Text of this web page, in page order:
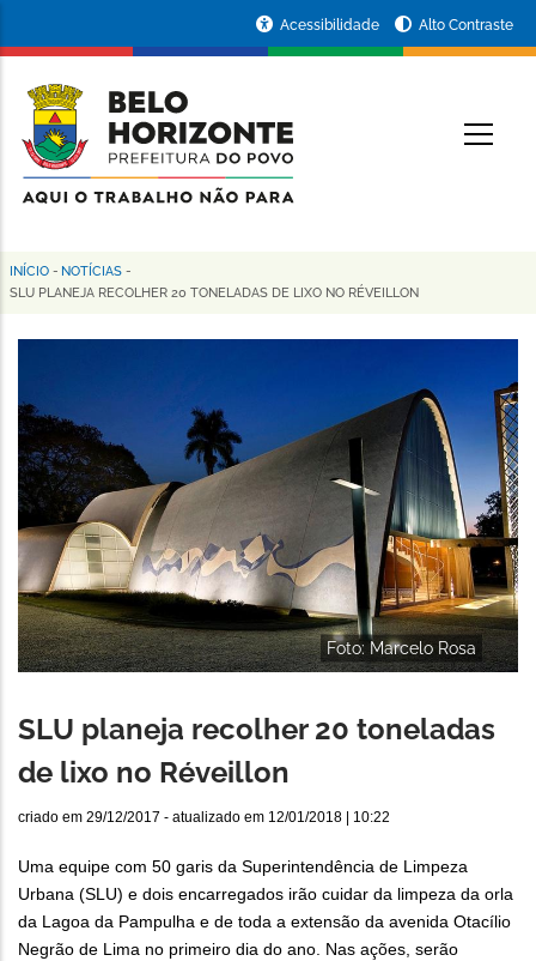
conteúdo
principal
da
Prefeitura
de
Horizonte
Acessibilidade Alto Contraste
Trilha
INÍCIO - NOTÍCIAS -
SLU PLANEJA RECOLHER 20 TONELADAS DE LIXO NO RÉVEILLON
Foto: Marcelo Rosa
SLU planeja recolher 20 toneladas
de lixo no Réveillon
criado em 29/12/2017 - atualizado em 12/01/2018 | 10:22
Uma equipe com 50 garis da Superintendência de Limpeza
Urbana (SLU) e dois encarregados irão cuidar da limpeza da orla
da Lagoa da Pampulha e de toda a extensão da avenida Otacílio
Negrão de Lima no primeiro dia do ano. Nas ações, serão